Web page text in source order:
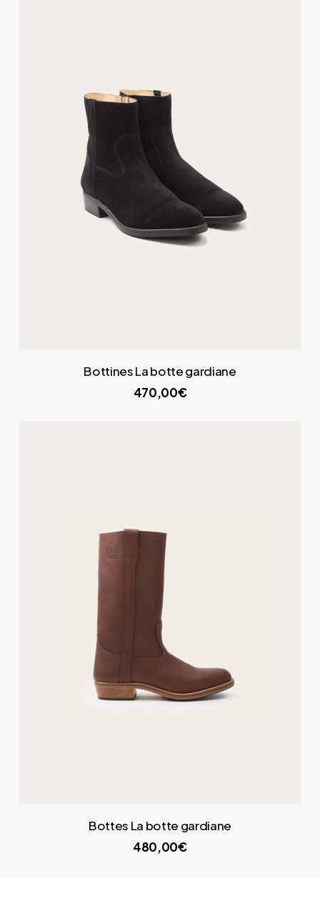
Bottines La botte gardiane
470,00€
Bottes La botte gardiane
480,00€